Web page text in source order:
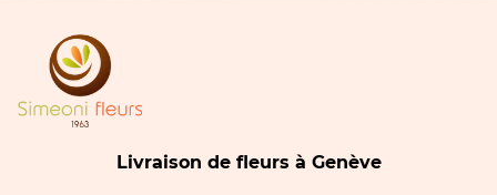
Livraison de fleurs à Genève